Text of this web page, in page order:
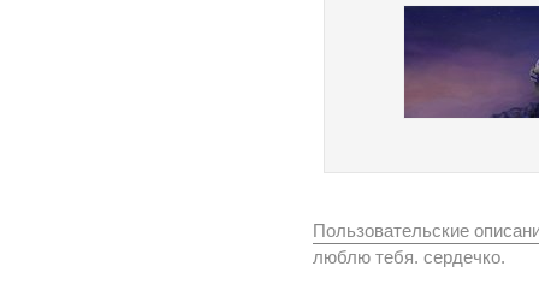
Пользовательские
люблю тебя. сердечко.